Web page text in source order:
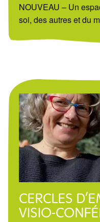
NOUVEAU – Un
soi, des autres et du
CERCLES
VISIO-